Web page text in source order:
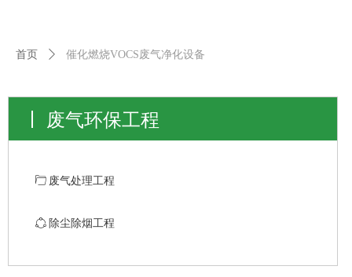
首页 ꄲ 催化燃烧VOCS废气净化设备
ꄁ 废气处理工程
ꁢ 除尘除烟工程
废气环保工程